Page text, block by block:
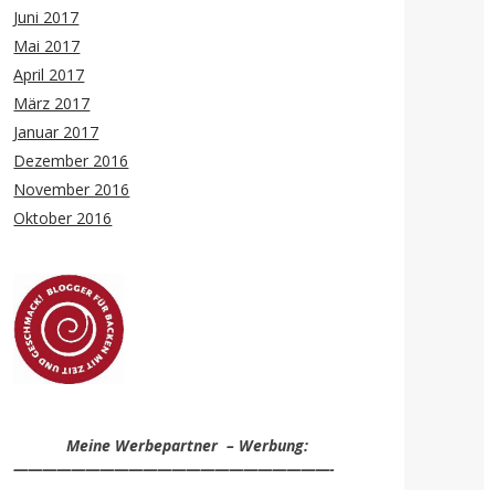
Juni 2017
Mai 2017
April 2017
März 2017
Januar 2017
Dezember 2016
November 2016
Oktober 2016
Meine Werbepartner – Werbung:
——————————————————————-